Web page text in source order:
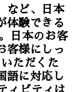
など、日本
体験できる
日本のお客
客様にしっ
ただくた
語に対応し